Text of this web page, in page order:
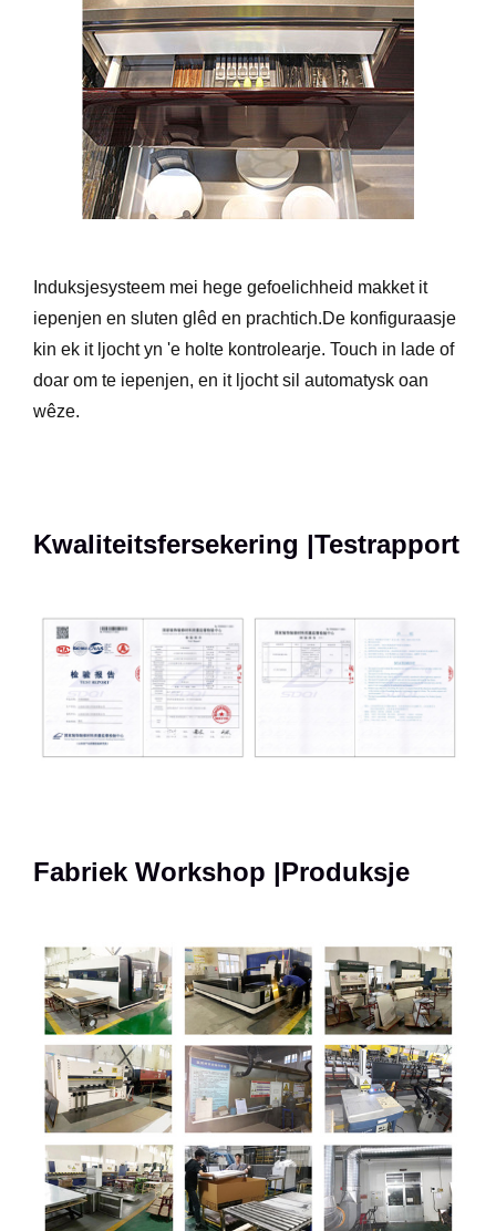
Induksjesysteem mei hege gefoelichheid makket it
iepenjen en sluten glêd en prachtich.De konfiguraasje
kin ek it ljocht yn 'e holte kontrolearje. Touch in lade of
doar om te iepenjen, en it ljocht sil automatysk oan
wêze.
Kwaliteitsfersekering |Testrapport
Fabriek Workshop |Produksje